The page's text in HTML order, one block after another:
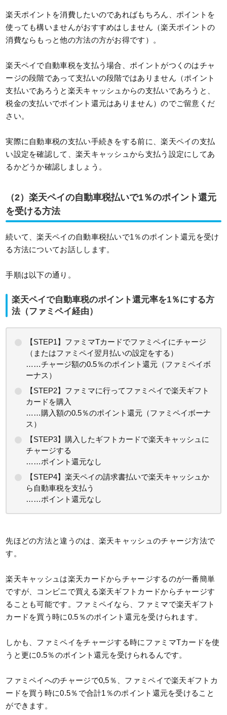
楽天ポイントを消費したいのであればもちろん、ポイントを
使っても構いませんがおすすめはしません（楽天ポイントの
消費ならもっと他の方法の方がお得です）。
楽天ペイで自動車税を支払う場合、ポイントがつくのはチャ
ージの段階であって支払いの段階ではありません（ポイント
支払いであろうと楽天キャッシュからの支払いであろうと、
税金の支払いでポイント還元はありません）のでご留意くだ
さい。
実際に自動車税の支払い手続きをする前に、楽天ペイの支払
い設定を確認して、楽天キャッシュから支払う設定にしてあ
るかどうか確認しましょう。
（2）楽天ペイの自動車税払いで1％のポイント還元
を受ける方法
続いて、楽天ペイの自動車税払いで1％のポイント還元を受け
る方法についてお話しします。
手順は以下の通り。
楽天ペイで自動車税のポイント還元率を1％にする方
法（ファミペイ経由）
【STEP1】ファミマTカードでファミペイにチャージ
（またはファミペイ翌月払いの設定をする）
……チャージ額の0.5％のポイント還元（ファミペイボ
ーナス）
【STEP2】ファミマに行ってファミペイで楽天ギフト
カードを購入
……購入額の0.5％のポイント還元（ファミペイボーナ
ス）
【STEP3】購入したギフトカードで楽天キャッシュに
チャージする
……ポイント還元なし
【STEP4】楽天ペイの請求書払いで楽天キャッシュか
ら自動車税を支払う
……ポイント還元なし
先ほどの方法と違うのは、楽天キャッシュのチャージ方法で
す。
楽天キャッシュは楽天カードからチャージするのが一番簡単
ですが、コンビニで買える楽天ギフトカードからチャージす
ることも可能です。ファミペイなら、ファミマで楽天ギフト
カードを買う時に0.5％のポイント還元を受けられます。
しかも、ファミペイをチャージする時にファミマTカードを使
うと更に0.5％のポイント還元を受けられるんです。
ファミペイへのチャージで0,5％、ファミペイで楽天ギフトカ
ードを買う時に0.5％で合計1％のポイント還元を受けること
ができます。